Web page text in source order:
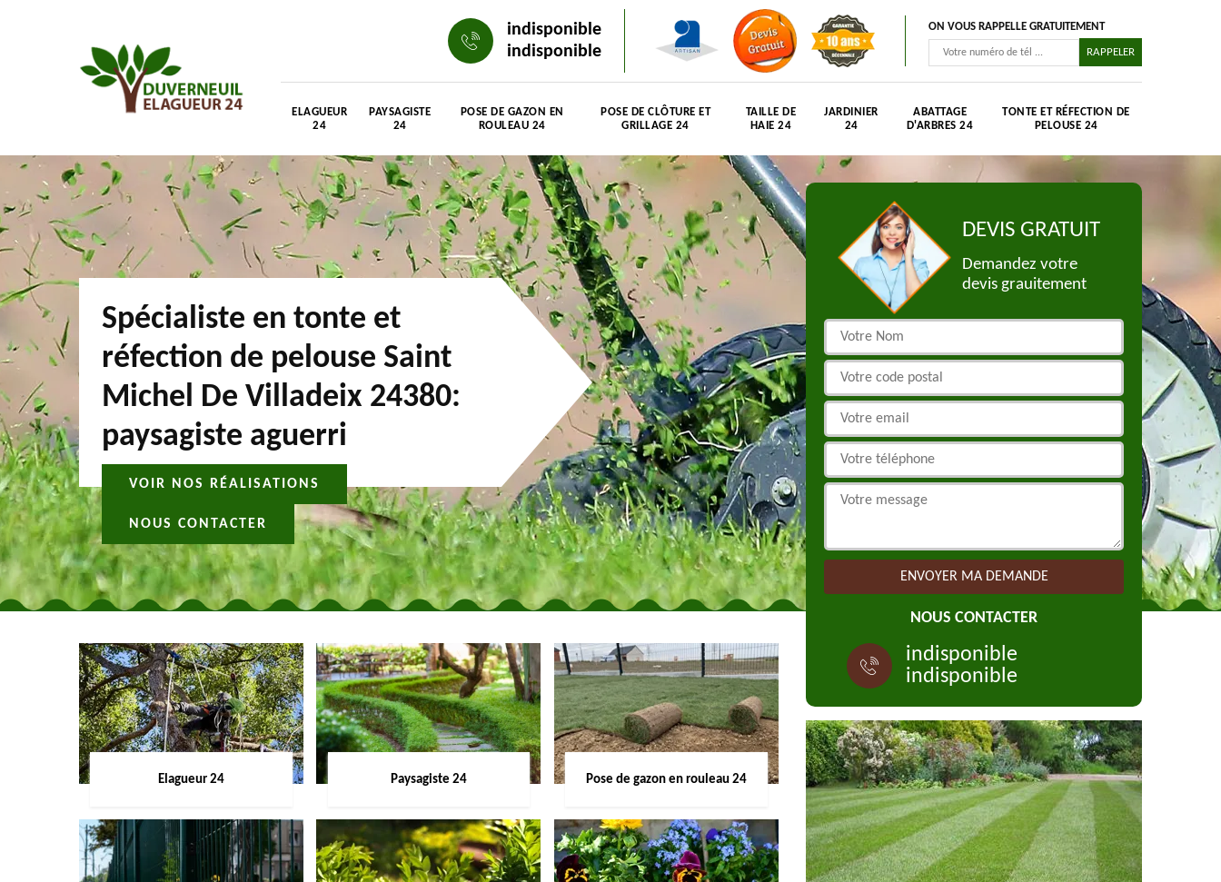
indisponible
indisponible
ON VOUS RAPPELLE GRATUITEMENT
ELAGUEUR
24
PAYSAGISTE
24
POSE DE GAZON EN
ROULEAU 24
POSE DE CLÔTURE ET
GRILLAGE 24
TAILLE DE
HAIE 24
JARDINIER
24
ABATTAGE
D'ARBRES 24
TONTE ET RÉFECTION DE
PELOUSE 24
Spécialiste en tonte et
réfection de pelouse Saint
Michel De Villadeix 24380:
paysagiste aguerri
VOIR NOS RÉALISATIONS
NOUS CONTACTER
Elagueur 24 Paysagiste 24 Pose de gazon en rouleau 24
DEVIS GRATUIT
Demandez votre
devis grauitement
NOUS CONTACTER
indisponible
indisponible